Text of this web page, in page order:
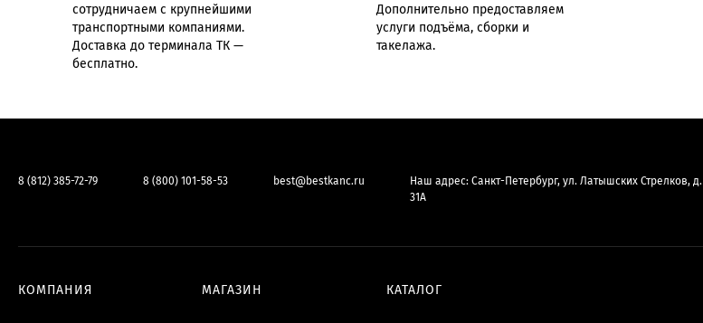
сотрудничаем с крупнейшими
транспортными компаниями.
Доставка до терминала ТК —
бесплатно.
Дополнительно предоставляем
услуги подъёма, сборки и
такелажа.
8 (812) 385-72-79 8 (800) 101-58-53 best@bestkanc.ru
Наш адрес: Санкт-Петербург, ул. Латышских Стрелков, д.
31А
КОМПАНИЯ МАГАЗИН КАТАЛОГ